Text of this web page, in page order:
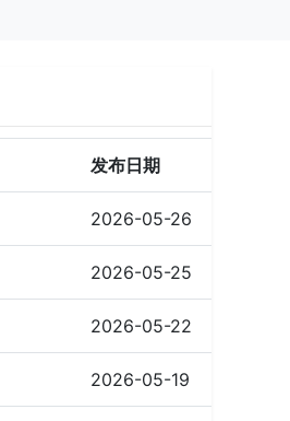
发布日期
2026-05-26
2026-05-25
2026-05-22
2026-05-19